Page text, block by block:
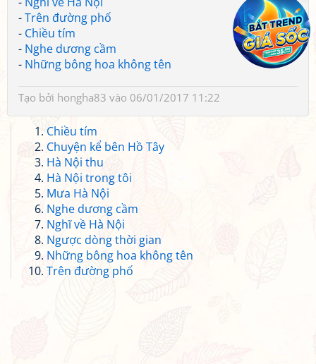
-Trên đường phố
- Chiều tím
- Nghe dương cầm
- Những bông hoa không tên
Tạo bởi hongha83 vào 06/01/2017 11:22
Chiều tím
Chuyện kể bên Hồ Tây
Hà Nội thu
Hà Nội trong tôi
Mưa Hà Nội
Nghe dương cầm
Nghĩ về Hà Nội
Ngược dòng thời gian
Những bông hoa không tên
Trên đường phố